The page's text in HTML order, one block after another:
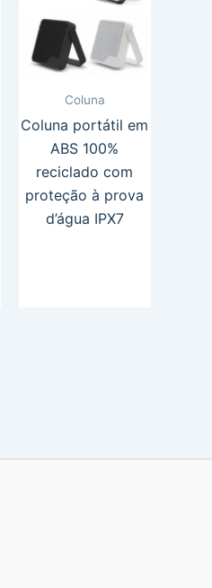
Coluna
Coluna portátil em
ABS 100%
reciclado com
proteção à prova
d’água IPX7